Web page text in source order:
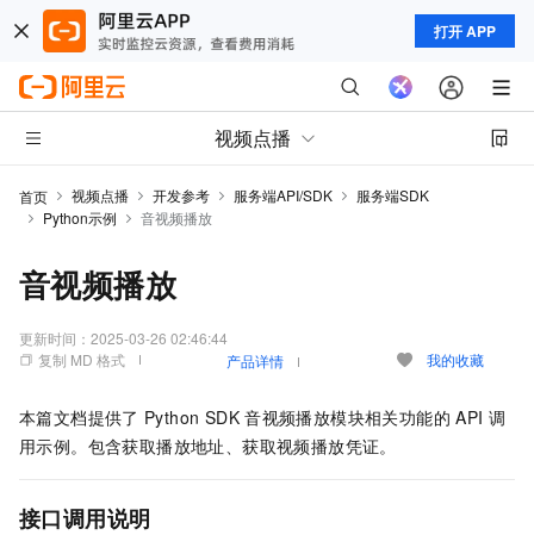
打开 APP
视频点播
首页 视频点播 开发参考 服务端API/SDK
服务端SDK
Python示例
音视频播放
音视频播放
更新时间： 2025-03-26 02:46:44
复制 MD 格式
产品详情 我的收藏
本篇文档提供了 Python SDK 音视频播放模块相关功能的 API 调
用示例。包含获取播放地址、获取视频播放凭证。
接口调用说明